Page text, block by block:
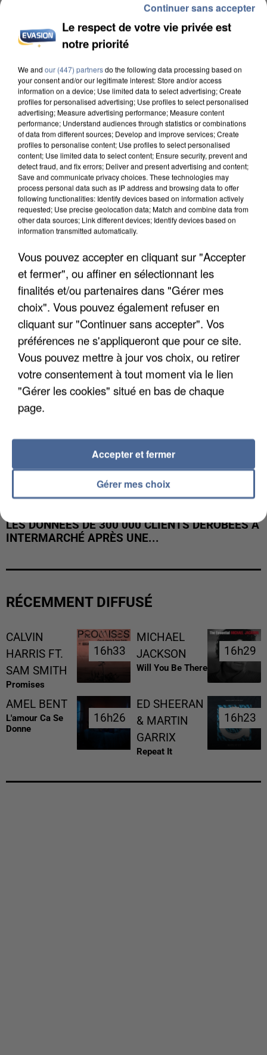
UN SECOND CADRE DE LA DZ MAFIA
INTERPELLÉ EN ALGÉRIE
UNE TOURISTE DE L’OISE EMPORTÉE PAR UNE
COULÉE DE BOUE EN HAUTE-SAVOIE
LES DONNÉES DE 300 000 CLIENTS DÉROBÉES À
INTERMARCHÉ APRÈS UNE...
RÉCEMMENT DIFFUSÉ
CALVIN
HARRIS FT.
SAM SMITH
Promises
16h33
16h33
MICHAEL
JACKSON
Will You Be There
16h29
16h29
AMEL BENT
L'amour Ca Se
Donne
16h26
16h26
ED SHEERAN
& MARTIN
GARRIX
Repeat It
16h23
16h23
Le respect de votre vie privée est
notre priorité
We and our (447) partnersdo the following data processing based on
your consent and/or our legitimate interest: Store and/or access
information on a device; Use limited data to select advertising; Create
profiles for personalised advertising; Use profiles to select personalised
advertising; Measure advertising performance; Measure content
performance; Understand audiences through statistics or combinations
of data from different sources; Develop and improve services; Create
profiles to personalise content; Use profiles to select personalised
content; Use limited data to select content; Ensure security, prevent and
detect fraud, and fix errors; Deliver and present advertising and content;
Save and communicate privacy choices. These technologies may
process personal data such as IP address and browsing data to offer
following functionalities: Identify devices based on information actively
requested; Use precise geolocation data; Match and combine data from
other data sources; Link different devices; Identify devices based on
information transmitted automatically.
Vous pouvez accepter en cliquant sur "Accepter
et fermer", ou affiner en sélectionnant les
finalités et/ou partenaires dans "Gérer mes
choix". Vous pouvez également refuser en
cliquant sur "Continuer sans accepter". Vos
préférences ne s'appliqueront que pour ce site.
Vous pouvez mettre à jour vos choix, ou retirer
votre consentement à tout moment via le lien
"Gérer les cookies" situé en bas de chaque
page.
Gérer mes choix
Accepter et fermer
Continuer sans accepter